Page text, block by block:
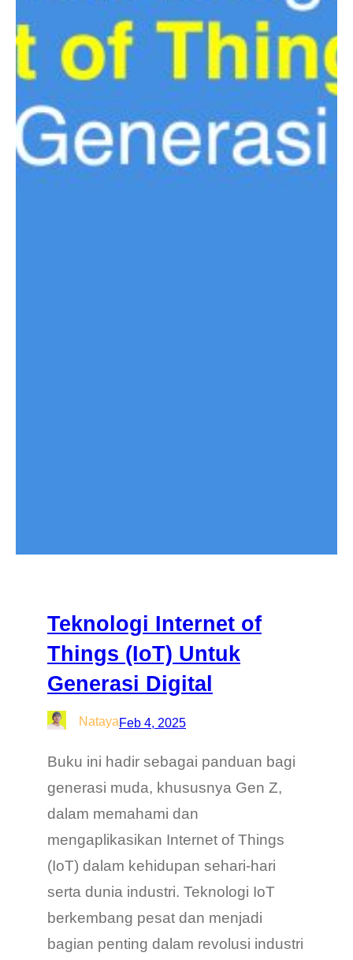
Teknologi Internet of
Things (IoT) Untuk
Generasi Digital
NatayaFeb 4, 2025
Buku ini hadir sebagai panduan bagi
generasi muda, khususnya Gen Z,
dalam memahami dan
mengaplikasikan Internet of Things
(IoT) dalam kehidupan sehari-hari
serta dunia industri. Teknologi IoT
berkembang pesat dan menjadi
bagian penting dalam revolusi industri